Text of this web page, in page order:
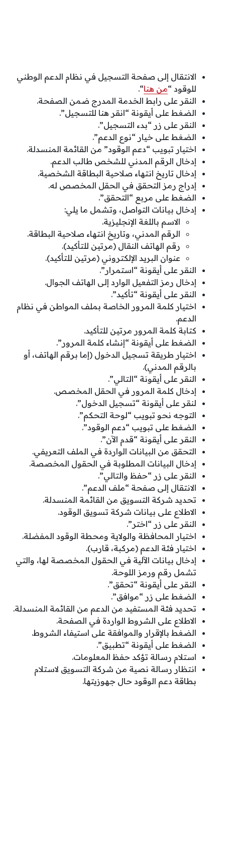
الانتقال إلى صفحة التسجيل في نظام الدعم الوطني
للوقود “من هنا“.
النقر على رابط الخدمة المدرج ضمن الصفحة.
الضغط على أيقونة “انقر هنا للتسجيل”.
النقر على زر “بدء التسجيل”.
الضغط على خيار “نوع الدعم”.
اختيار تبويب “دعم الوقود” من القائمة المنسدلة.
إدخال الرقم المدني للشخص طالب الدعم.
إدخال تاريخ انتهاء صلاحية البطاقة الشخصية.
إدراج رمز التحقق في الحقل المخصص له.
الضغط على مربع “التحقق”.
إدخال بيانات التواصل، وتشمل ما يلي:
الاسم باللغة الإنجليزية.
الرقم المدني، وتاريخ انتهاء صلاحية البطاقة.
رقم الهاتف النقال (مرتين للتأكيد).
عنوان البريد الإلكتروني (مرتين للتأكيد).
النقر على أيقونة “استمرار”.
إدخال رمز التفعيل الوارد إلى الهاتف الجوال.
النقر على أيقونة “تأكيد”.
اختيار كلمة المرور الخاصة بملف المواطن في نظام
الدعم.
كتابة كلمة المرور مرتين للتأكيد.
الضغط على أيقونة “إنشاء كلمة المرور”.
اختيار طريقة تسجيل الدخول (إما برقم الهاتف، أو
بالرقم المدني).
النقر على أيقونة “التالي”.
إدخال كلمة المرور في الحقل المخصص.
لنقر على أيقونة “تسجيل الدخول”.
التوجه نحو تبويب “لوحة التحكم”.
الضغط على تبويب “دعم الوقود”.
النقر على أيقونة “قدم الآن”.
التحقق من البيانات الواردة في الملف التعريفي.
إدخال البيانات المطلوبة في الحقول المخصصة.
النقر على زر “حفظ والتالي”.
الانتقال إلى صفحة “ملف الدعم”.
تحديد شركة التسويق من القائمة المنسدلة.
الاطلاع على بيانات شركة تسويق الوقود.
النقر على زر “اختر”.
اختيار المحافظة والولاية ومحطة الوقود المفضلة.
اختيار فئة الدعم (مركبة، قارب).
إدخال بيانات الآلية في الحقول المخصصة لها، والتي
تشمل رقم ورمز اللوحة.
النقر على أيقونة “تحقق”.
الضغط على زر “موافق”.
تحديد فئة المستفيد من الدعم من القائمة المنسدلة.
الاطلاع على الشروط الواردة في الصفحة.
الضغط بالإقرار والموافقة على استيفاء الشروط.
الضغط على أيقونة “تطبيق”.
استلام رسالة تؤكد حفظ المعلومات.
انتظار رسالة نصية من شركة التسويق لاستلام
بطاقة دعم الوقود حال جهوزيتها.